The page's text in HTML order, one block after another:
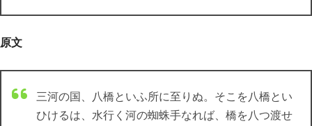
原文
三河の国、八橋といふ所に至りぬ。そこを八橋とい
ひけるは、水行く河の蜘蛛手なれば、橋を八つ渡せ